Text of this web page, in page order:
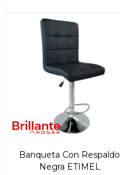
Banqueta Con Respaldo
Negra ETIMEL